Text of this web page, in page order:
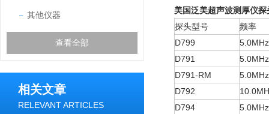
其他仪器
查看全部
相关文章
RELEVANT ARTICLES
美国泛美超声波测厚仪探
探头型号
频率
D799
5.0MHz
D791
5.0MHz
D791-RM
5.0MHz
D792
D794
5.0MHz